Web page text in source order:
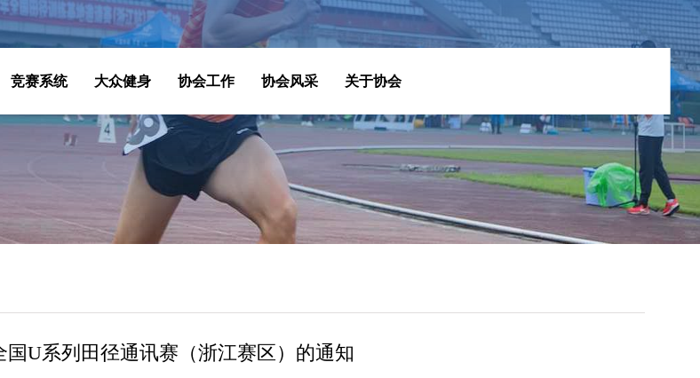
竞赛系统 大众健身 协会工作 协会风采 关于协会
国U系列田径通讯赛（浙江赛区）的通知